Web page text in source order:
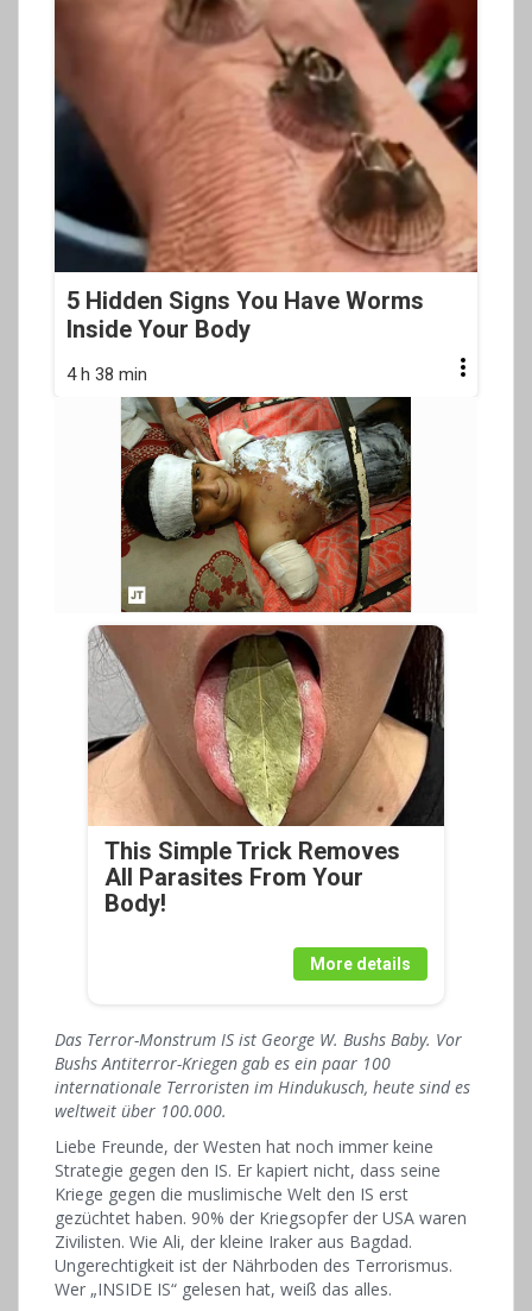
5 Hidden Signs You Have Worms
Inside Your Body
4 h 38 min
This Simple Trick Removes
All Parasites From Your
Body!
More details
Das Terror-Monstrum IS ist George W. Bushs Baby. Vor
Bushs Antiterror-Kriegen gab es ein paar 100
internationale Terroristen im Hindukusch, heute sind es
weltweit über 100.000.
Liebe Freunde, der Westen hat noch immer keine
Strategie gegen den IS. Er kapiert nicht, dass seine
Kriege gegen die muslimische Welt den IS erst
gezüchtet haben. 90% der Kriegsopfer der USA waren
Zivilisten. Wie Ali, der kleine Iraker aus Bagdad.
Ungerechtigkeit ist der Nährboden des Terrorismus.
Wer „INSIDE IS“ gelesen hat, weiß das alles.